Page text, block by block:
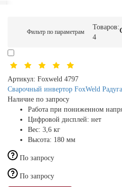
Фильтр по параметрам
Товаров:
4
Артикул: Foxweld 4797
Сварочный инвертор FoxWeld
Наличие по запросу
Работа при пониженном
Цифровой дисплей: нет
Вес: 3,6 кг
Высота: 180 мм
По запросу
По запросу